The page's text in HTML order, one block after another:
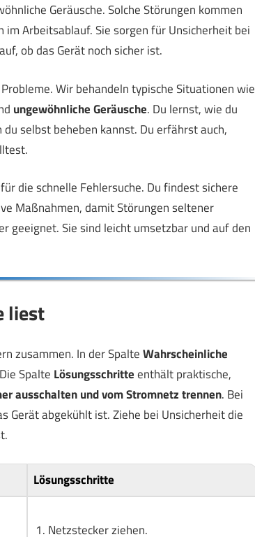
Geräusche. Solche Störungen kommen
Arbeitsablauf. Sie sorgen für Unsicherheit bei
ob das Gerät noch sicher ist.
Wir behandeln typische Situationen wie
ungewöhnliche Geräusche. Du lernst, wie du
selbst beheben kannst. Du erfährst auch,
die schnelle Fehlersuche. Du findest sichere
Maßnahmen, damit Störungen seltener
geeignet. Sie sind leicht umsetzbar und auf den
liest
zusammen. In der SpalteWahrscheinliche
Spalte Lösungsschritteenthält praktische,
ausschalten und vom Stromnetz trennen. Bei
Gerät abgekühlt ist. Ziehe bei Unsicherheit die
Lösungsschritte
Netzstecker ziehen.